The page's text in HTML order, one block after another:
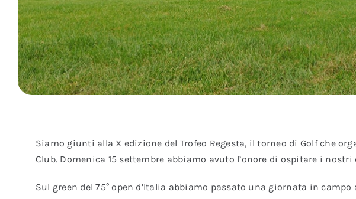
Siamo giunti alla X edizione del Trofeo Regesta, il torneo di Golf che
Club. Domenica 15 settembre abbiamo avuto l’onore di ospitare i
Sul green del 75° open d’Italia abbiamo passato una giornata in